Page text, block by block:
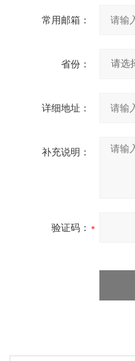
常用邮箱：
省份：
详细地址：
补充说明：
验证码：